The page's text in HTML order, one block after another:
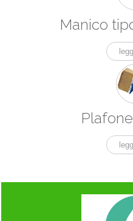
Manico